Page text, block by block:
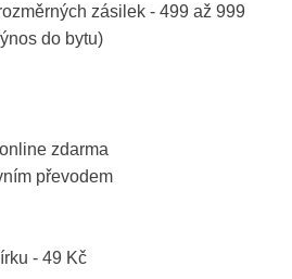
zásilek - 499 až 999
do bytu)
zdarma
převodem
- 49 Kč